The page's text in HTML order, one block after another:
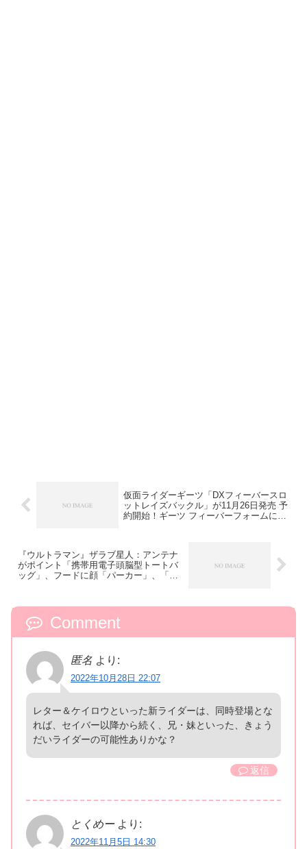
仮面ライダーギーツ「DXフィーバースロ
ットレイズバックル」が11月26日発売 予
約開始！ギーツ フィーバーフォームに変
『ウルトラマン』ザラブ星人：アンテナ
がポイント「携帯用電子頭脳型トートバ
ッグ」、フードに顔「パーカー」、「に
Comment
匿名 より:
2022年10月28日 22:07
レター＆ケイロウといった新ライダーは、同時登場とな
れば、セイバー以降から続く、兄・妹といった、きょう
だいライダーの可能性ありかな？
返信
とくめー より:
2022年11月5日 14:30